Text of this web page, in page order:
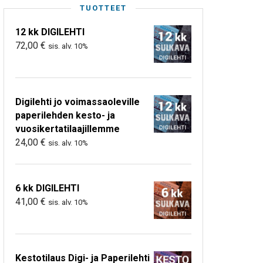
TUOTTEET
12 kk DIGILEHTI
72,00 € sis. alv. 10%
Digilehti jo voimassaoleville
paperilehden kesto- ja
vuosikertatilaajillemme
24,00 € sis. alv. 10%
6 kk DIGILEHTI
41,00 € sis. alv. 10%
Kestotilaus Digi- ja Paperilehti